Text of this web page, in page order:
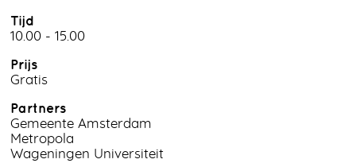
Tijd
10.00 - 15.00
Prijs
Gratis
Partners
Gemeente Amsterdam
Metropola
Wageningen Universiteit